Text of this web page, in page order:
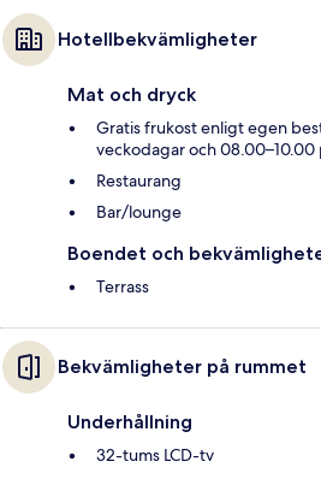
Hotellbekvämligheter
Mat och dryck
Gratis frukost enligt egen
veckodagar och 08.00–10.00
Restaurang
Bar/lounge
Boendet och
Terrass
Bekvämligheter på rummet
Underhållning
32-tums LCD-tv